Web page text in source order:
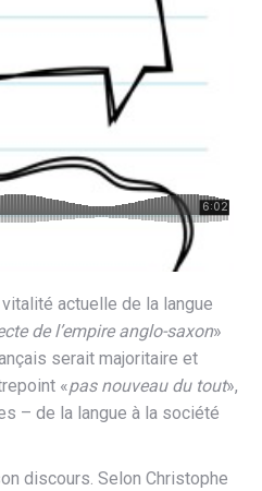
actuelle de la langue
de l’empire anglo-saxon»
serait majoritaire et
«pas nouveau du tout»,
– de la langue à la société
discours. Selon Christophe